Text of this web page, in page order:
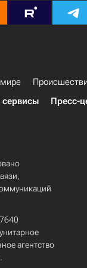
Пресс-
агентство